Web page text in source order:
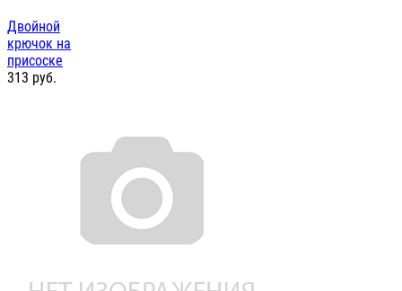
Двойной
крючок на
присоске
313 руб.